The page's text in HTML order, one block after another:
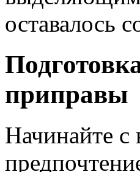
оставалось
приправы
Начинайте с